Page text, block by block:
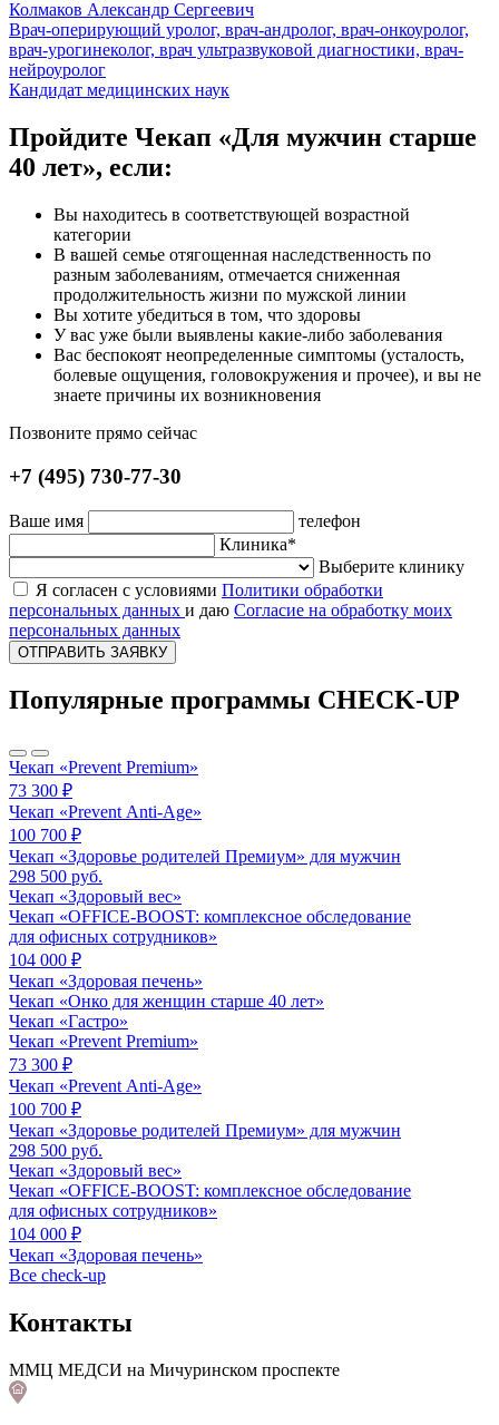
Колмаков Александр Сергеевич
Врач-оперирующий уролог, врач-андролог, врач-онкоуролог,
врач-урогинеколог, врач ультразвуковой диагностики, врач-
нейроуролог
Кандидат медицинских наук
Пройдите Чекап «Для мужчин старше
40 лет», если:
Вы находитесь в соответствующей возрастной
категории
В вашей семье отягощенная наследственность по
разным заболеваниям, отмечается сниженная
продолжительность жизни по мужской линии
Вы хотите убедиться в том, что здоровы
У вас уже были выявлены какие-либо заболевания
Вас беспокоят неопределенные симптомы (усталость,
болевые ощущения, головокружения и прочее), и вы не
знаете причины их возникновения
Позвоните прямо сейчас
+7 (495) 730-77-30
Ваше имя
телефон
Клиника*
Выберите клинику
Я согласен с условиями Политики обработки
персональных данных и даю Согласие на обработку моих
персональных данных
ОТПРАВИТЬ ЗАЯВКУ
Популярные программы CHECK-UP
Чекап «Prevent Premium»
73 300 ₽
Чекап «Prevent Anti-Age»
100 700 ₽
Чекап «Здоровье родителей Премиум» для мужчин
298 500 руб.
Чекап «Здоровый вес»
Чекап «OFFICE‑BOOST: комплексное обследование
для офисных сотрудников»
104 000 ₽
Чекап «Здоровая печень»
Чекап «Онко для женщин старше 40 лет»
Чекап «Гастро»
Чекап «Prevent Premium»
73 300 ₽
Чекап «Prevent Anti-Age»
100 700 ₽
Чекап «Здоровье родителей Премиум» для мужчин
298 500 руб.
Чекап «Здоровый вес»
Чекап «OFFICE‑BOOST: комплексное обследование
для офисных сотрудников»
104 000 ₽
Чекап «Здоровая печень»
Все check-up
Контакты
ММЦ МЕДСИ на Мичуринском проспекте